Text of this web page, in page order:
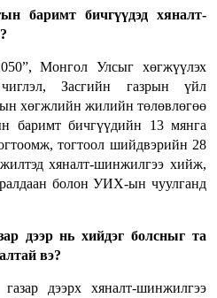
баримт бичгүүдэд хяналт-
Монгол Улсыг хөгжүүлэх
Засгийн газрын үйл
хөгжлийн жилийн төлөвлөгөө
баримт бичгүүдийн 13 мянга
тогтоол шийдвэрийн 28
хяналт-шинжилгээ хийж,
болон УИХ-ын чуулганд
дээр нь хийдэг болсныг та
вэ?
дээрх хяналт-шинжилгээ